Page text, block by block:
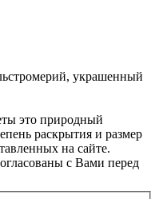
украшенный
это природный
раскрытия и размер
на сайте.
с Вами перед